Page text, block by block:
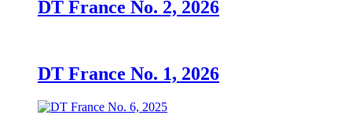
DT France No. 2, 2026
DT France No. 1, 2026